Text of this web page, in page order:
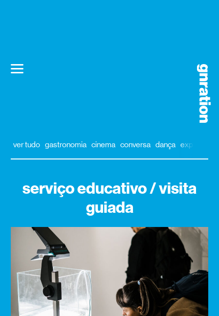
ver tudo gastronomia cinema conversa dança exposição
serviço educativo / visita
guiada